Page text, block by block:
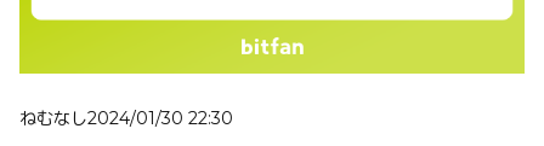
ねむなし2024/01/30 22:30